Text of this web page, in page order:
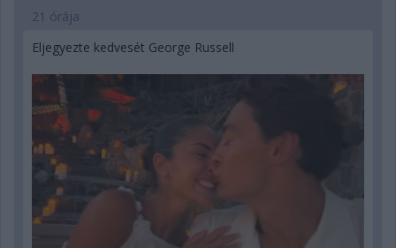
21 órája
Eljegyezte kedvesét George Russell